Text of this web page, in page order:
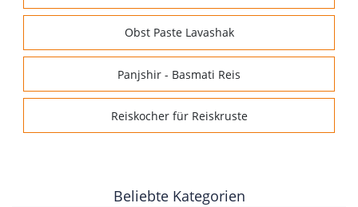
Obst Paste Lavashak
Panjshir - Basmati Reis
Reiskocher für Reiskruste
Beliebte Kategorien